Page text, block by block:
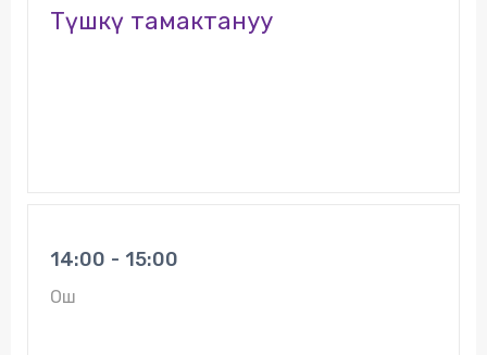
Түшкү тамактануу
14:00 - 15:00
Ош